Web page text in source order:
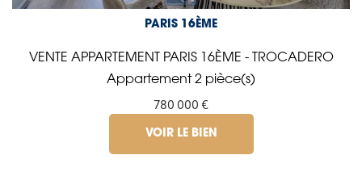
PARIS 16ÈME
VENTE APPARTEMENT PARIS 16ÈME - TROCADERO
Appartement 2 pièce(s)
780 000 €
VOIR LE BIEN